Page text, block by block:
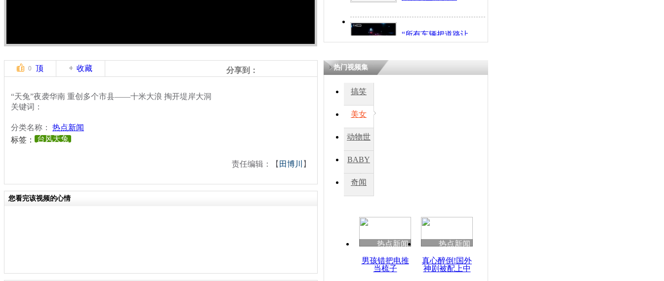
“所有车辆把道路让
开！”儿童突发疾病交
四川兴文苗乡上万人欢
度苗族花山节
0 顶 收藏 分享到：
“天兔”夜袭华南 重创多个市县——十米大浪 掏开堤岸大洞
关键词：
分类名称： 热点新闻
标签：
台风天兔
责任编辑：【 田博川 】
您看完该视频的心情
热门视频集
搞笑
美女
动物世
BABY
秀
奇闻
热点新闻
男孩错把电推
当梳子
热点新闻
真心醉倒!国外
神剧被配上中